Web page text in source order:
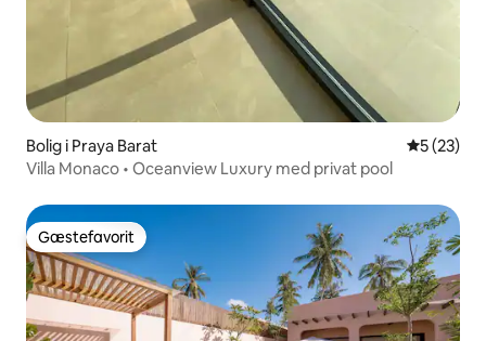
Bolig i Praya Barat 5 ud af 5 i
5 (23)
Villa Monaco • Oceanview Luxury med privat pool
Gæstefavorit
Gæstefavorit